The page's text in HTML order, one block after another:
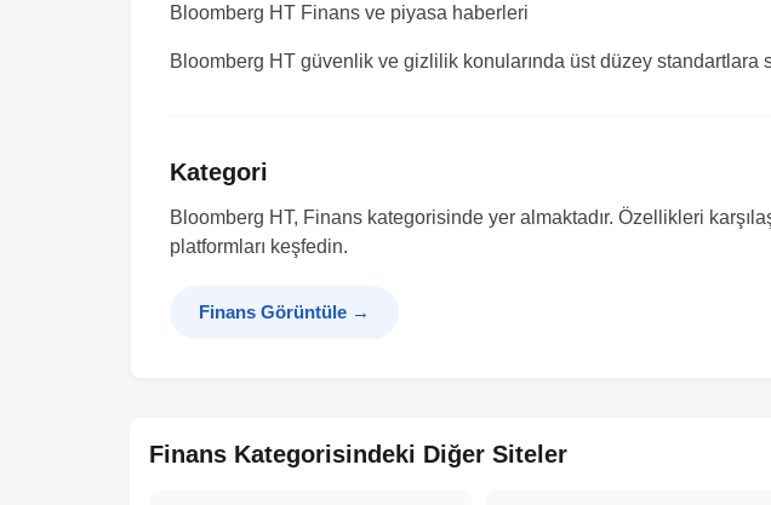
Bloomberg HT Finans ve piyasa haberleri
Bloomberg HT güvenlik ve gizlilik konularında üst düzey
Kategori
Bloomberg HT, Finans kategorisinde yer almaktadır. Özellikleri
platformları keşfedin.
Finans Görüntüle →
Finans Kategorisindeki Diğer Siteler